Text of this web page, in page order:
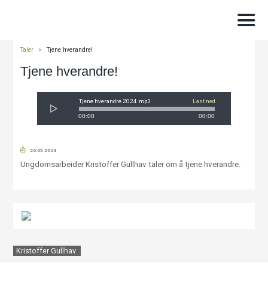
Taler > Tjene hverandre!
Tjene hverandre!
00:00 00:00
Tjene hverandre 2024.mp3 Last ned
26.05.2024
Ungdomsarbeider Kristoffer Gullhav taler om å tjene hverandre.
Kristoffer Gullhav